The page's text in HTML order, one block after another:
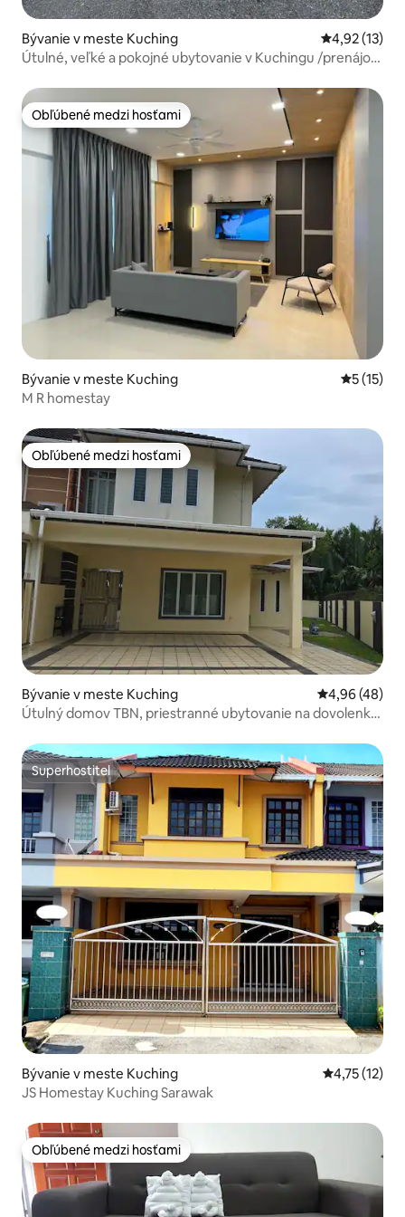
Bývanie v meste Kuching Priemerné
4,92 (13)
Útulné, veľké a pokojné ubytovanie v Kuchingu /prenájom
Obľúbené medzi hosťami
Obľúbené medzi hosťami
Bývanie v meste Kuching
5 (15)
M R homestay
Obľúbené medzi hosťami
Obľúbené medzi hosťami
Bývanie v meste Kuching Priemerné
4,96 (48)
Útulný domov TBN, priestranné ubytovanie na dovolenku
Superhostiteľ
Superhostiteľ
Bývanie v meste Kuching Priemerné
4,75 (12)
JS Homestay Kuching Sarawak
Obľúbené medzi hosťami
Obľúbené medzi hosťami